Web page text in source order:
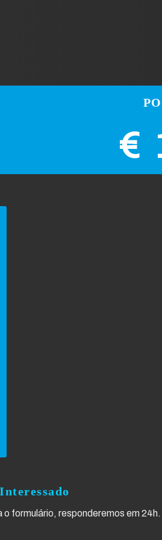
€
o formulário, responderemos em 24h.